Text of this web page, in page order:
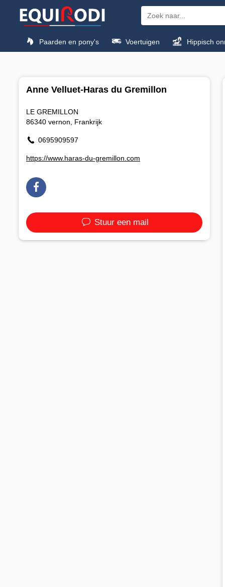
Paarden en pony's Voertuigen Hippisch
Anne Velluet-Haras du Gremillon
LE GREMILLON
86340 vernon, Frankrijk
0695909597
https://www.haras-du-gremillon.com
Stuur een mail